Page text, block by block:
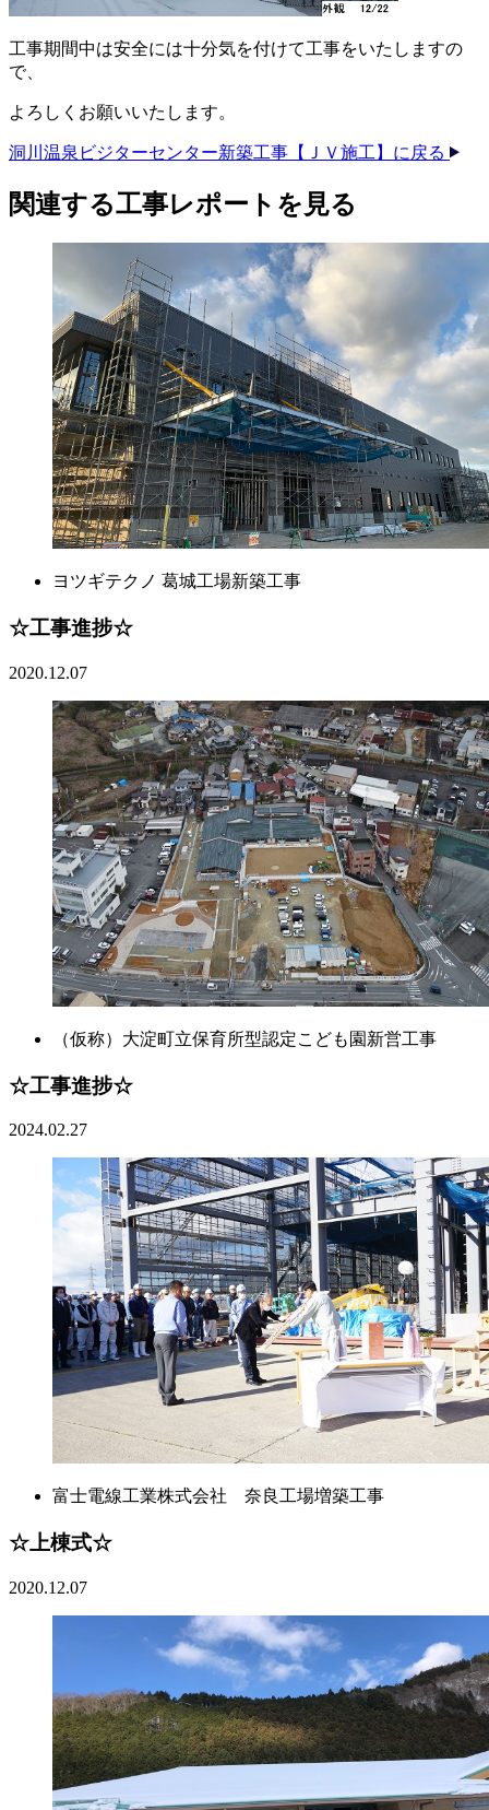
工事期間中は安全には十分気を付けて工事をいたしますの
で、
よろしくお願いいたします。
洞川温泉ビジターセンター新築工事【ＪＶ施工】に戻る
関連する​工事レポートを​見る​
ヨツギテクノ 葛城工場新築工事
☆工事進捗☆
2020.12.07
（仮称）大淀町立保育所型認定こども園新営工事
☆工事進捗☆
2024.02.27
富士電線工業株式会社 奈良工場増築工事
☆上棟式☆
2020.12.07